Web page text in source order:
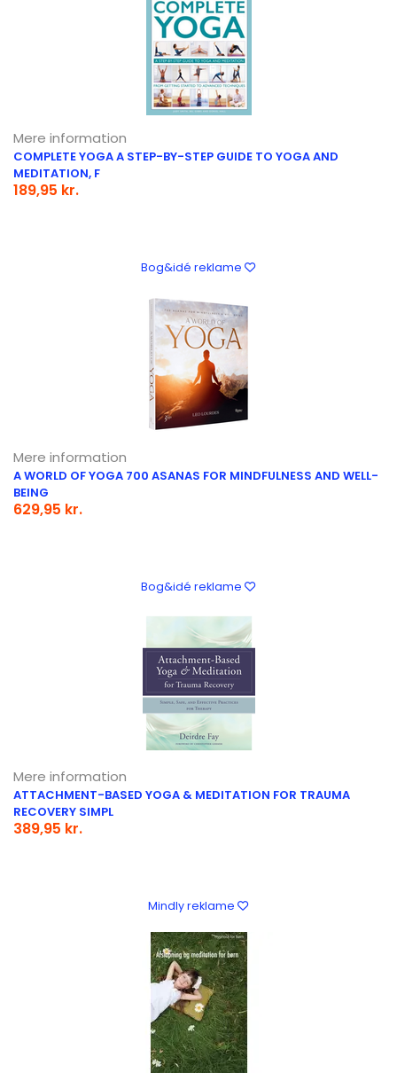
Mere information
COMPLETE YOGA A STEP-BY-STEP GUIDE TO YOGA AND
MEDITATION, F
189,95 kr.
Bog&idé reklame
Mere information
A WORLD OF YOGA 700 ASANAS FOR MINDFULNESS AND WELL-
BEING
629,95 kr.
Bog&idé reklame
Mere information
ATTACHMENT-BASED YOGA & MEDITATION FOR TRAUMA
RECOVERY SIMPL
389,95 kr.
Mindly reklame